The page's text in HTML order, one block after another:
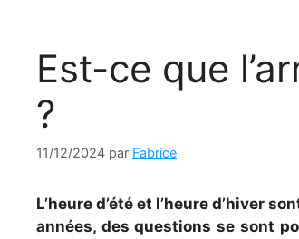
Est-ce que
?
11/12/2024 par Fabrice
L’heure d’été et l’heure d’hiver
années, des questions se sont